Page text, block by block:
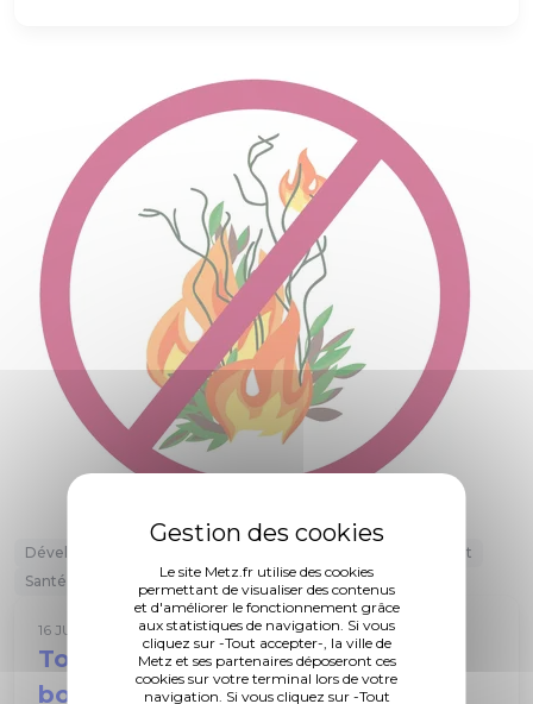
Le site Metz.fr utilise des cookies
permettant de visualiser des contenus
et d'améliorer le fonctionnement grâce
aux statistiques de navigation. Si vous
cliquez sur -Tout accepter-, la ville de
Metz et ses partenaires déposeront ces
cookies sur votre terminal lors de votre
navigation. Si vous cliquez sur -Tout
Développement durable
Habitat/logement
Santé
Tranquillité publique
16 JUILLET 2026
Tondeuse et déchets verts : les
bonnes pratiques